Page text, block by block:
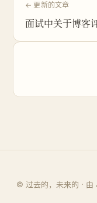
← 更新的文章
面试中关于博客
© 过去的，未来的 · 由